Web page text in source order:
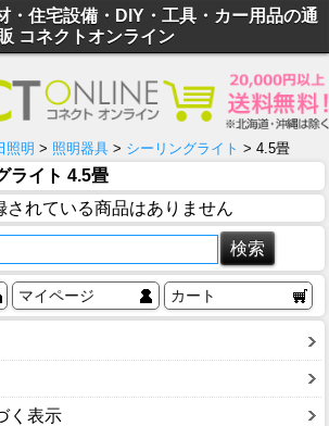
・住宅設備・DIY・工具・カー用品の通
コネクトオンライン
照明 > 照明器具 > シーリングライト > 4.5畳
ライト 4.5畳
されている商品はありません
マイページ カート
く表示